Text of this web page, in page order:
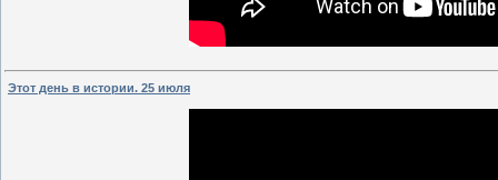
Этот день в истории. 25 июля